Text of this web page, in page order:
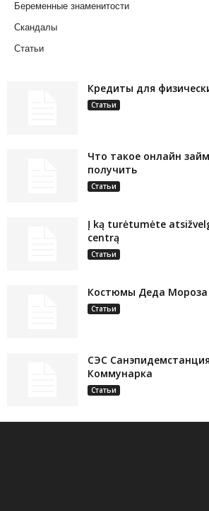
Беременные знаменитости
Скандалы
Статьи
Кредиты для
Статьи
Что такое онлайн
получить
Статьи
Į ką turėtumėte
centrą
Статьи
Костюмы Деда Мороза
Статьи
СЭС
Коммунарка
Статьи